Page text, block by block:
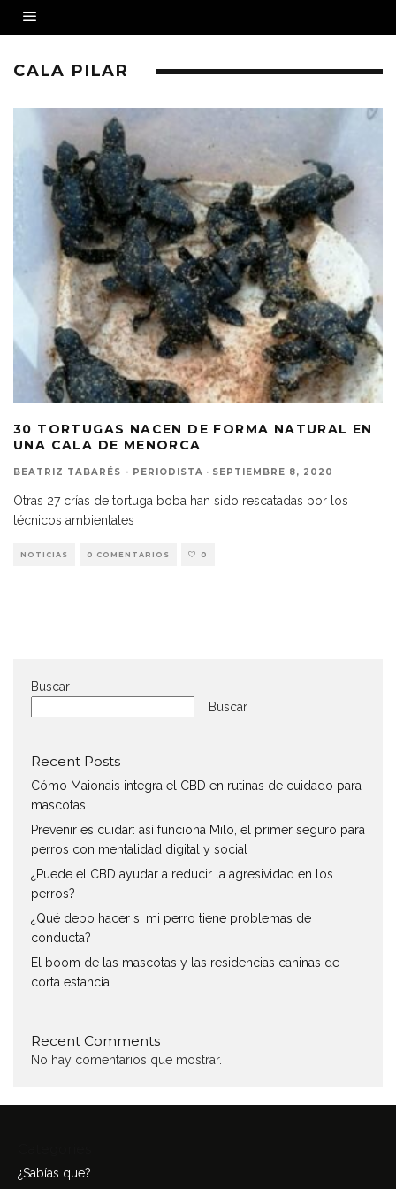
CALA PILAR
30 TORTUGAS NACEN DE FORMA NATURAL EN
UNA CALA DE MENORCA
BEATRIZ TABARÉS - PERIODISTA · SEPTIEMBRE 8, 2020
Otras 27 crías de tortuga boba han sido rescatadas por los
técnicos ambientales
NOTICIAS 0 COMENTARIOS 0
Buscar
Buscar
Recent Posts
Cómo Maionais integra el CBD en rutinas de cuidado para
mascotas
Prevenir es cuidar: así funciona Milo, el primer seguro para
perros con mentalidad digital y social
¿Puede el CBD ayudar a reducir la agresividad en los
perros?
¿Qué debo hacer si mi perro tiene problemas de
conducta?
El boom de las mascotas y las residencias caninas de
corta estancia
Recent Comments
No hay comentarios que mostrar.
¿Sabías que?